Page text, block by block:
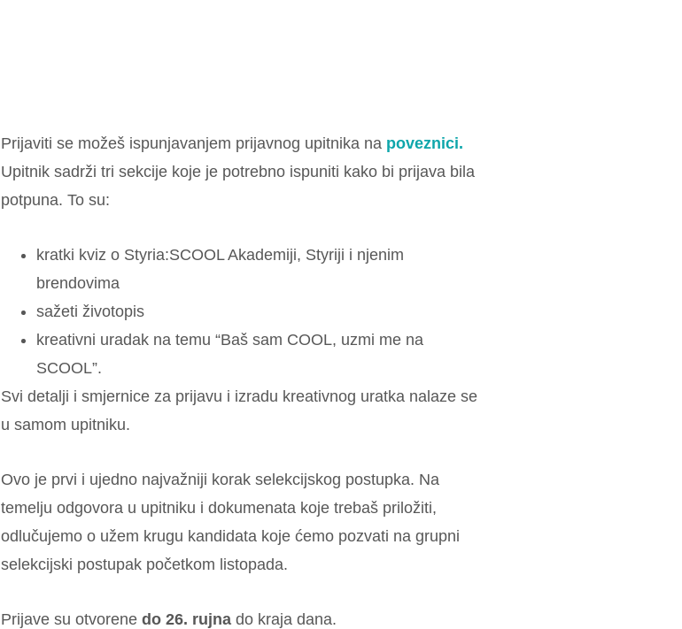
Prijaviti se možeš ispunjavanjem prijavnog upitnika na poveznici.
Upitnik sadrži tri sekcije koje je potrebno ispuniti kako bi prijava bila
potpuna. To su:
kratki kviz o Styria:SCOOL Akademiji, Styriji i njenim
brendovima
sažeti životopis
kreativni uradak na temu “Baš sam COOL, uzmi me na
SCOOL”.
Svi detalji i smjernice za prijavu i izradu kreativnog uratka nalaze se
u samom upitniku.
Ovo je prvi i ujedno najvažniji korak selekcijskog postupka. Na
temelju odgovora u upitniku i dokumenata koje trebaš priložiti,
odlučujemo o užem krugu kandidata koje ćemo pozvati na grupni
selekcijski postupak početkom listopada.
Prijave su otvorenedo 26. rujna do kraja dana.